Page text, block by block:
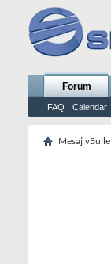
Forum
FAQ Calendar
Mesaj